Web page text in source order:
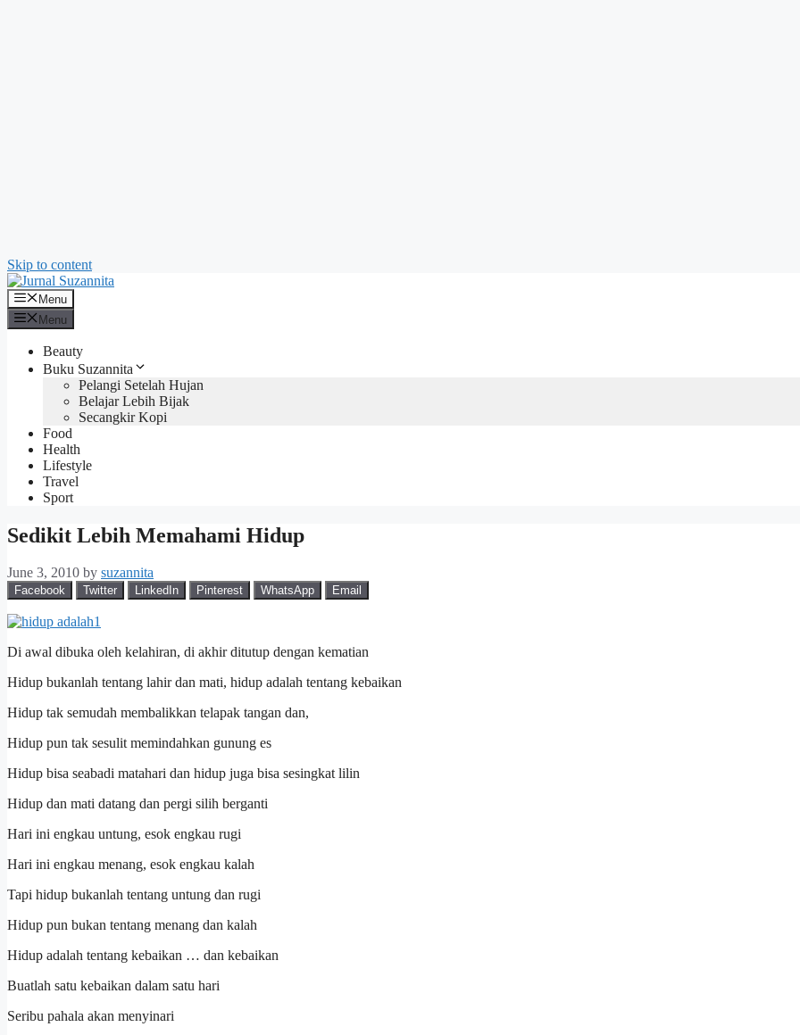
Skip to content
Menu
Menu
Beauty
Buku Suzannita
Pelangi Setelah Hujan
Belajar Lebih Bijak
Secangkir Kopi
Food
Health
Lifestyle
Travel
Sport
Sedikit Lebih Memahami Hidup
June 3, 2010 by suzannita
Facebook Twitter LinkedIn Pinterest WhatsApp Email
Di awal dibuka oleh kelahiran, di akhir ditutup dengan kematian
Hidup bukanlah tentang lahir dan mati, hidup adalah tentang kebaikan
Hidup tak semudah membalikkan telapak tangan dan,
Hidup pun tak sesulit memindahkan gunung es
Hidup bisa seabadi matahari dan hidup juga bisa sesingkat lilin
Hidup dan mati datang dan pergi silih berganti
Hari ini engkau untung, esok engkau rugi
Hari ini engkau menang, esok engkau kalah
Tapi hidup bukanlah tentang untung dan rugi
Hidup pun bukan tentang menang dan kalah
Hidup adalah tentang kebaikan … dan kebaikan
Buatlah satu kebaikan dalam satu hari
Seribu pahala akan menyinari